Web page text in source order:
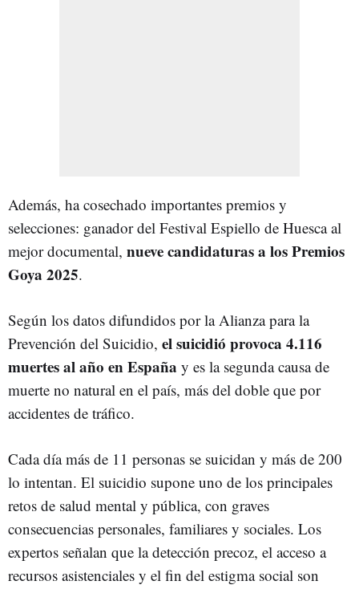
Además, ha cosechado importantes premios y
selecciones: ganador del Festival Espiello de Huesca al
mejor documental, nueve candidaturas a los Premios
Goya 2025.
Según los datos difundidos por la Alianza para la
Prevención del Suicidio, el suicidió provoca 4.116
muertes al año en España y es la segunda causa de
muerte no natural en el país, más del doble que por
accidentes de tráfico.
Cada día más de 11 personas se suicidan y más de 200
lo intentan. El suicidio supone uno de los principales
retos de salud mental y pública, con graves
consecuencias personales, familiares y sociales. Los
expertos señalan que la detección precoz, el acceso a
recursos asistenciales y el fin del estigma social son